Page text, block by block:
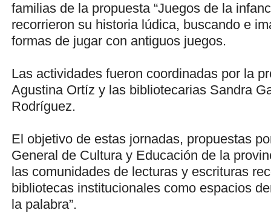
familias de la propuesta “Juegos de la
recorrieron su historia lúdica, buscando e
formas de jugar con antiguos juegos.
Las actividades fueron coordinadas por la
Agustina Ortíz y las bibliotecarias Sandra
Rodríguez.
El objetivo de estas jornadas, propuestas
General de Cultura y Educación de la
las comunidades de lecturas y escrituras
bibliotecas institucionales como espacios
la palabra”.